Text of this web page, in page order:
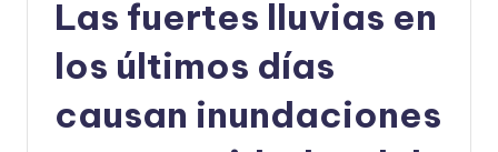
Las fuertes lluvias en
los últimos días
causan inundaciones